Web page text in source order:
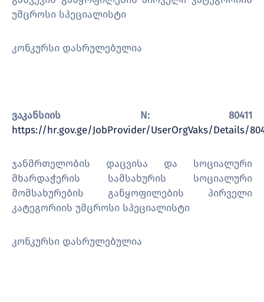
უმცროსი სპეციალისტი
კონკურსი დასრულებულია
ვაკანსიის N: 80411
https://hr.gov.ge/JobProvider/UserOrgVaks/Details/
ჯანმრთელობის დაცვისა და სოციალური
მხარდაჭერის სამსახურის სოციალური
მომსახურების განყოფილების პირველი
კატეგორიის უმცროსი სპეციალისტი
კონკურსი დასრულებულია